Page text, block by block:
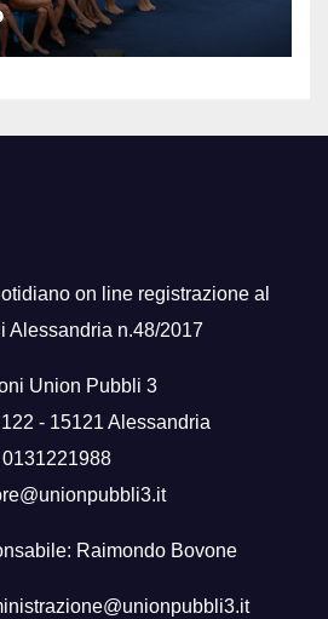
on line registrazione al
Alessandria n.48/2017
Union Pubbli 3
- 15121 Alessandria
0131221988
Raimondo Bovone